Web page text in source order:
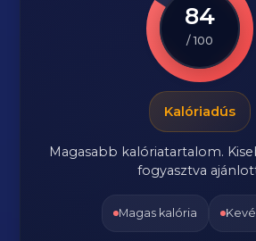
84
/ 100
Kalóriadús
Magasabb kalóriatartalom.
fogyasztva
Magas kalória